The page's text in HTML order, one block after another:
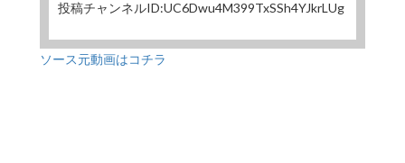
投稿チャンネルID:UC6Dwu4M399TxSSh4YJkrLUg
ソース元動画はコチラ